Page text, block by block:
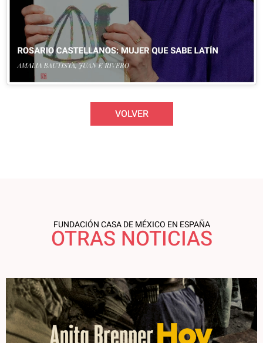
VOLVER
FUNDACIÓN CASA DE MÉXICO EN ESPAÑA
OTRAS NOTICIAS